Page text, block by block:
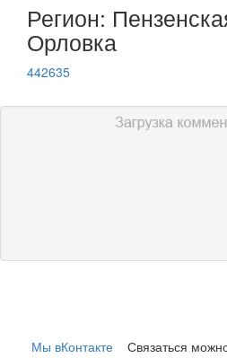
Регион:
Орловка
442635
Мы вКонтакте Связаться